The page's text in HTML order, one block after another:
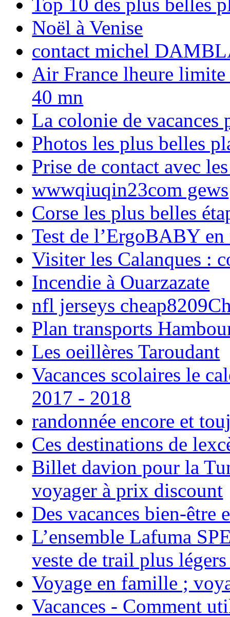
Noël à Venise
contact michel
Air France lheure limite
40 mn
La colonie de vacances
Photos les plus belles
Prise de contact avec
wwwqiuqin23com gews
Corse les plus belles
Test de l’ErgoBABY en
Visiter les Calanques :
Incendie à Ouarzazate
nfl jerseys
Plan transports
Les oeillères Taroudant
Vacances scolaires le
2017 - 2018
randonnée encore et
Ces destinations de
Billet davion pour la
voyager à prix discount
Des vacances bien-être
L’ensemble Lafuma
veste de trail plus
Voyage en famille ;
Vacances - Comment